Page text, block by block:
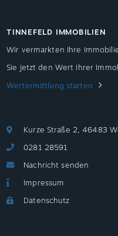
TINNEFELD IMMOBILIEN
Wir vermarkten Ihre
Sie jetzt den Wert Ihrer
Wertermittlung starten
Kurze Straße 2, 46483
0281 28591
Nachricht senden
Impressum
Datenschutz